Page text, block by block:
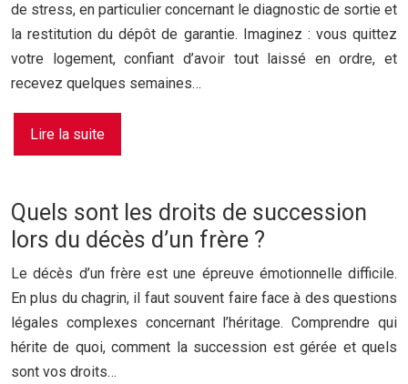
de stress, en particulier concernant le diagnostic de sortie et
la restitution du dépôt de garantie. Imaginez : vous quittez
votre logement, confiant d’avoir tout laissé en ordre, et
recevez quelques semaines…
Lire la suite
Quels sont les droits de succession
lors du décès d’un frère ?
Le décès d’un frère est une épreuve émotionnelle difficile.
En plus du chagrin, il faut souvent faire face à des questions
légales complexes concernant l’héritage. Comprendre qui
hérite de quoi, comment la succession est gérée et quels
sont vos droits…